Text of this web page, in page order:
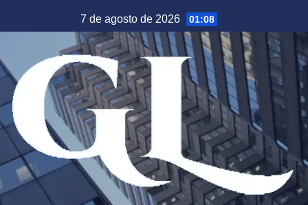
al
7 de agosto de 2026 01:08